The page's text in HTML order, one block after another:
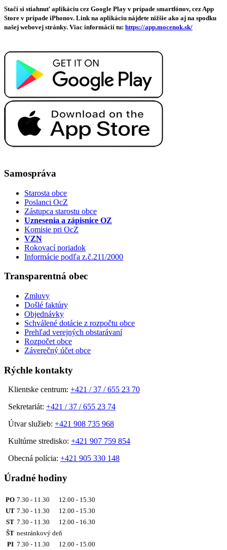
Stačí si stiahnuť aplikáciu cez Google Play v prípade smartfónov, cez App
Store v prípade iPhonov. Link na aplikáciu nájdete nižšie ako aj na spodku
našej webovej stránky. Viac informácií tu: https://app.mocenok.sk/
Samospráva
Starosta obce
Poslanci OcZ
Zástupca starostu obce
Uznesenia a zápisnice OZ
Komisie pri OcZ
VZN
Rokovací poriadok
Informácie podľa z.č.211/2000
Transparentná obec
Zmluvy
Došlé faktúry
Objednávky
Schválené dotácie z rozpočtu obce
Prehľad verejných obstarávaní
Rozpočet obce
Záverečný účet obce
Rýchle kontakty
Klientske centrum: +421 / 37 / 655 23 70
Sekretariát: +421 / 37 / 655 23 74
Útvar služieb: +421 908 735 968
Kultúrne stredisko: +421 907 759 854
Obecná polícia: +421 905 330 148
Úradné hodiny
PO 7.30 - 11.30 12.00 - 15.30
UT 7.30 - 11.30 12.00 - 15.30
ST 7.30 - 11.30 12.00 - 16.30
ŠT nestránkový deň
PI 7.30 - 11.30 12.00 - 15.00